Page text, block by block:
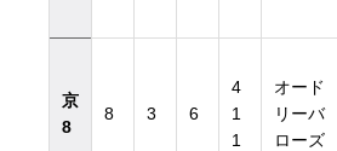
京
8
8 3 6
4
1
1
オード
リーバ
ローズ